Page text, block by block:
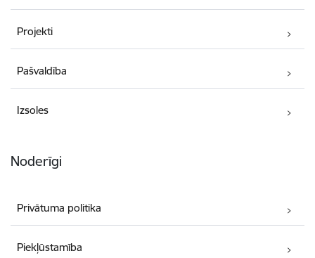
Projekti
Pašvaldība
Izsoles
Noderīgi
Privātuma politika
Piekļūstamība